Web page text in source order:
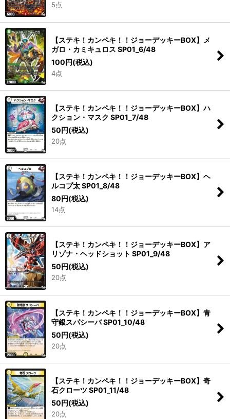
5点
【ステキ！カンペキ！！ジョーデッキーBOX】メ
ガロ・カミキュロス SP01_6/48
100円(税込)
4点
【ステキ！カンペキ！！ジョーデッキーBOX】ハ
クション・マスク SP01_7/48
50 円(税込)
20点
【ステキ！カンペキ！！ジョーデッキーBOX】ヘ
ルコプ太 SP01_8/48
80円(税込)
14点
【ステキ！カンペキ！！ジョーデッキーBOX】ア
リゾナ・ヘッドショット SP01_9/48
50 円(税込)
20点
【ステキ！カンペキ！！ジョーデッキーBOX】青
守銀スパシーバ SP01_10/48
50円(税込)
20点
【ステキ！カンペキ！！ジョーデッキーBOX】奇
石クローツ SP01_11/48
50 円(税込)
20点